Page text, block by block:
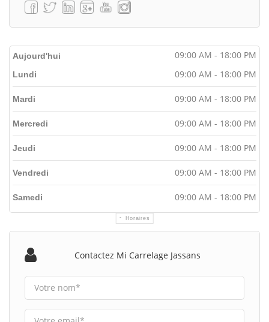
Aujourd'hui 09:00 AM - 18:00 PM
Horaires
Lundi 09:00 AM - 18:00 PM
Mardi 09:00 AM - 18:00 PM
Mercredi 09:00 AM - 18:00 PM
Jeudi 09:00 AM - 18:00 PM
Vendredi 09:00 AM - 18:00 PM
Samedi 09:00 AM - 18:00 PM
Contactez Mi Carrelage Jassans